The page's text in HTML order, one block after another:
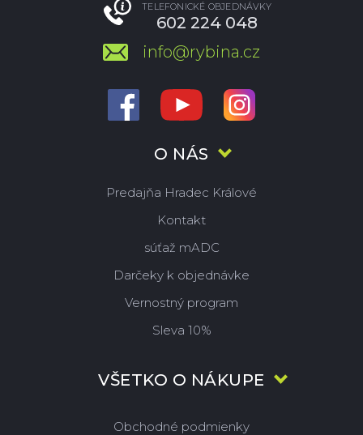
O NÁS
Predajňa Hradec Králové
Kontakt
súťaž mADC
Darčeky k objednávke
Vernostný program
Sleva 10%
VŠETKO O NÁKUPE
Obchodné podmienky
TELEFONICKÉ OBJEDNÁVKY
602 224 048
info@rybina.cz